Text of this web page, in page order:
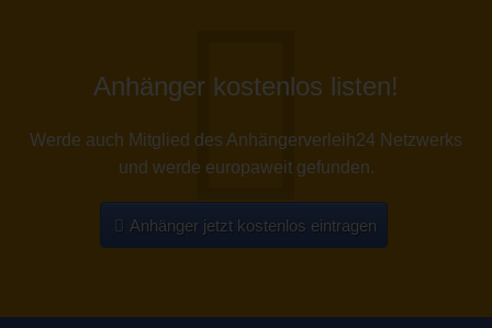
Anhänger kostenlos listen!
Werde auch Mitglied des Anhängerverleih24 Netzwerks
und werde europaweit gefunden.
Anhänger jetzt kostenlos eintragen